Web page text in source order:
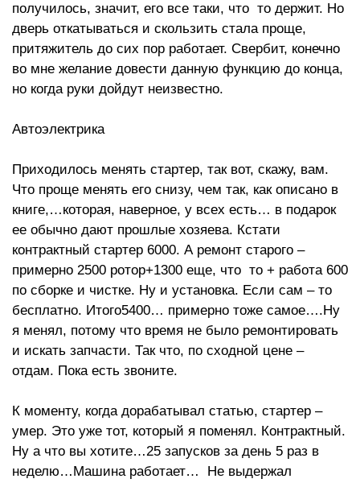
получилось, значит, его все таки, что то держит. Но
дверь откатываться и скользить стала проще,
притяжитель до сих пор работает. Свербит, конечно
во мне желание довести данную функцию до конца,
но когда руки дойдут неизвестно.
Автоэлектрика
Приходилось менять стартер, так вот, скажу, вам.
Что проще менять его снизу, чем так, как описано в
книге,…которая, наверное, у всех есть… в подарок
ее обычно дают прошлые хозяева. Кстати
контрактный стартер 6000. А ремонт старого –
примерно 2500 ротор+1300 еще, что то + работа 600
по сборке и чистке. Ну и установка. Если сам – то
бесплатно. Итого5400… примерно тоже самое….Ну
я менял, потому что время не было ремонтировать
и искать запчасти. Так что, по сходной цене –
отдам. Пока есть звоните.
К моменту, когда дорабатывал статью, стартер –
умер. Это уже тот, который я поменял. Контрактный.
Ну а что вы хотите…25 запусков за день 5 раз в
неделю…Машина работает… Не выдержал